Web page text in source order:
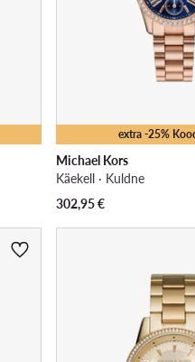
extra -25%
Michael Kors
Käekell · Kuldne
302,95€